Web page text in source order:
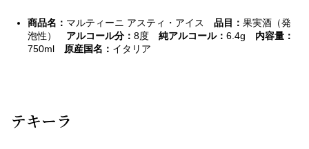
商品名： マルティーニ アスティ・アイス 品目： 果実酒（発
泡性） アルコール分： 8度 純アルコール： 6.4g 内容量：
750ml 原産国名： イタリア
テキーラ